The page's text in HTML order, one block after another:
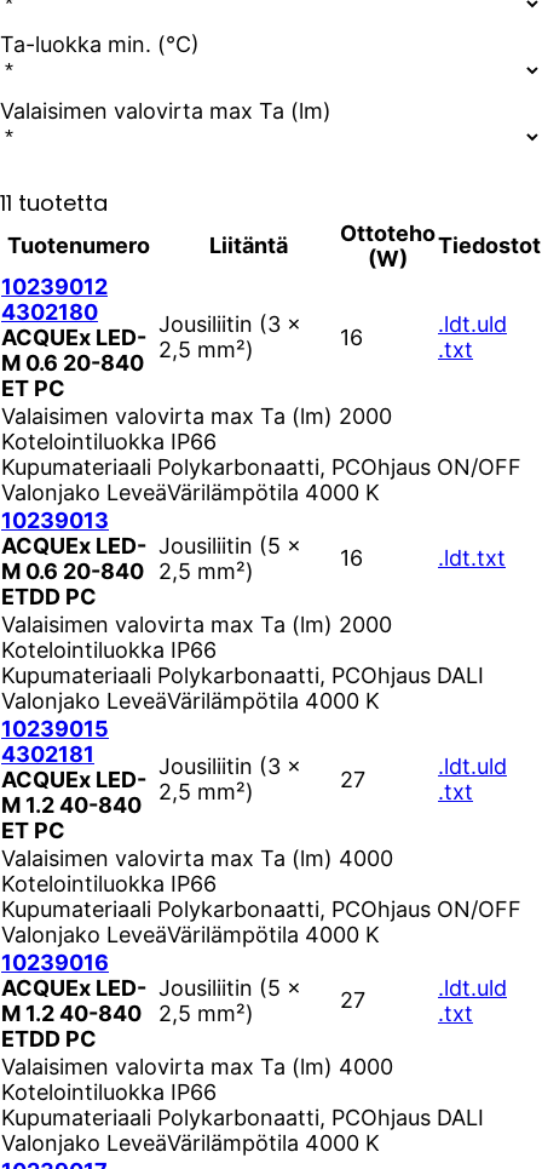
Ta-luokka min. (°C)
Valaisimen valovirta max Ta (lm)
11 tuotetta
Tuotenumero Liitäntä
Ottoteho
(W)
Tiedostot
10239012
4302180
ACQUEx LED-
M 0.6 20-840
ET PC
Jousiliitin (3 ×
2,5 mm²)
16
.ldt.uld
.txt
Valaisimen valovirta max Ta (lm) 2000
Kotelointiluokka IP66
Kupumateriaali Polykarbonaatti, PCOhjaus ON/OFF
Valonjako LeveäVärilämpötila 4000 K
10239013
ACQUEx LED-
M 0.6 20-840
ETDD PC
Jousiliitin (5 ×
2,5 mm²)
16 .ldt.txt
Valaisimen valovirta max Ta (lm) 2000
Kotelointiluokka IP66
Kupumateriaali Polykarbonaatti, PCOhjaus DALI
Valonjako LeveäVärilämpötila 4000 K
10239015
4302181
ACQUEx LED-
M 1.2 40-840
ET PC
Jousiliitin (3 ×
2,5 mm²)
27
.ldt.uld
.txt
Valaisimen valovirta max Ta (lm) 4000
Kotelointiluokka IP66
Kupumateriaali Polykarbonaatti, PCOhjaus ON/OFF
Valonjako LeveäVärilämpötila 4000 K
10239016
ACQUEx LED-
M 1.2 40-840
ETDD PC
Jousiliitin (5 ×
2,5 mm²)
27 .ldt.uld
.txt
Valaisimen valovirta max Ta (lm) 4000
Kotelointiluokka IP66
Kupumateriaali Polykarbonaatti, PCOhjaus DALI
Valonjako LeveäVärilämpötila 4000 K